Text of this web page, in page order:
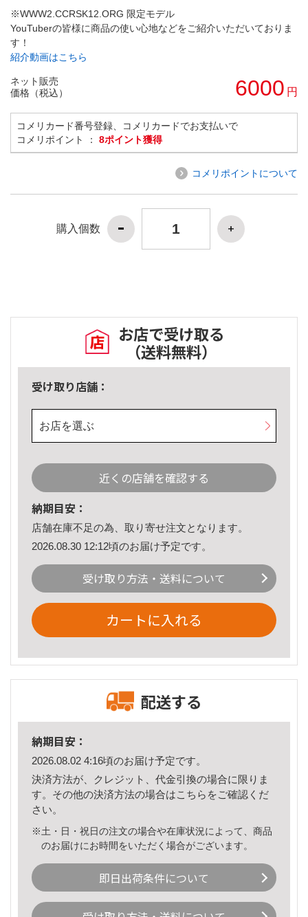
※WWW2.CCRSK12.ORG 限定モデル
YouTuberの皆様に商品の使い心地などをご紹介いただいておりま
す！
紹介動画はこちら
ネット販売
価格（税込）
6000 円
コメリカード番号登録、コメリカードでお支払いで
コメリポイント ： 8ポイント獲得
コメリポイントについて
購入個数
お店で受け取る
（送料無料）
受け取り店舗：
お店を選ぶ
近くの店舗を確認する
納期目安：
店舗在庫不足の為、取り寄せ注文となります。
2026.08.30 12:12頃のお届け予定です。
受け取り方法・送料について
カートに入れる
配送する
納期目安：
2026.08.02 4:16頃のお届け予定です。
決済方法が、クレジット、代金引換の場合に限りま
す。その他の決済方法の場合はこちら をご確認くだ
さい。
※土・日・祝日の注文の場合や在庫状況によって、商品
のお届けにお時間をいただく場合がございます。
即日出荷条件について